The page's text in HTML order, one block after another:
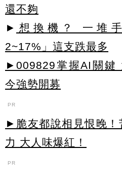
還不夠
► 想換機？ 一堆
2~17%」這支跌最多
►009829掌握AI關鍵
今強勢開募
PR
►脆友都說相見恨晚！
力 大人味爆紅！
PR